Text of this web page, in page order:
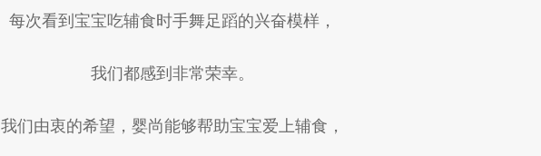
每次看到宝宝吃辅食时手舞足蹈的兴奋模样，
我们都感到非常荣幸。
我们由衷的希望，婴尚能够帮助宝宝爱上辅食，